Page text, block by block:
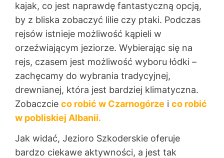
kajak, co jest naprawdę fantastyczną opcją,
by z bliska zobaczyć lilie czy ptaki. Podczas
rejsów istnieje możliwość kąpieli w
orzeźwiającym jeziorze. Wybierając się na
rejs, czasem jest możliwość wyboru łódki –
zachęcamy do wybrania tradycyjnej,
drewnianej, która jest bardziej klimatyczna.
Zobaczcie co robić w Czarnogórze i co robić
w pobliskiej Albanii.
Jak widać, Jezioro Szkoderskie oferuje
bardzo ciekawe aktywności, a jest tak